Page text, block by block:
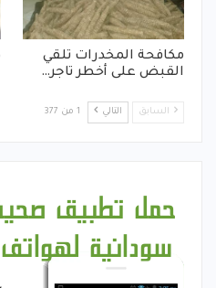
مكافحة المخدرات تلقي
القبض على أخطر تاجر…
السابق التالي 1 من 377